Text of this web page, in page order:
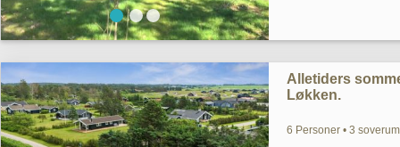
Alletiders
Løkken.
6 Personer • 3